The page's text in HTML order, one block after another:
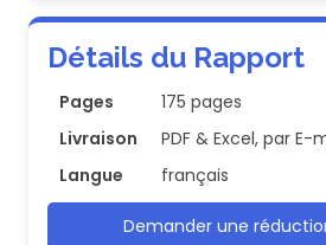
Détails du Rapport
Pages
175 pages
Livraison
PDF & Excel, par E-
Langue
français
Demander une